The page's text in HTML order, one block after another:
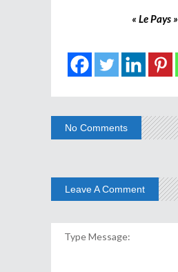
« Le Pays »
No Comments
Leave A Comment